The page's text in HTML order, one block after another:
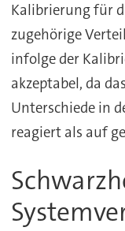
Kalibrierung für
zugehörige
infolge der
akzeptabel, da
Unterschiede in
reagiert als auf